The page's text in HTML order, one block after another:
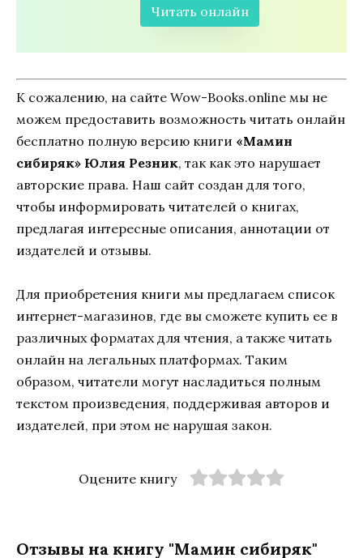
Читать онлайн
К сожалению, на сайте Wow-Books.online мы не
можем предоставить возможность читать онлайн
бесплатно полную версию книги «Мамин
сибиряк» Юлия Резник, так как это нарушает
авторские права. Наш сайт создан для того,
чтобы информировать читателей о книгах,
предлагая интересные описания, аннотации от
издателей и отзывы.
Для приобретения книги мы предлагаем список
интернет-магазинов, где вы сможете купить ее в
различных форматах для чтения, а также читать
онлайн на легальных платформах. Таким
образом, читатели могут насладиться полным
текстом произведения, поддерживая авторов и
издателей, при этом не нарушая закон.
Оцените книгу
Отзывы на книгу "Мамин сибиряк"